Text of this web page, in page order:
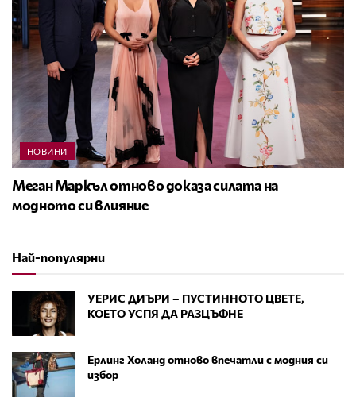
НОВИНИ
Меган Маркъл отново доказа силата на
модното си влияние
Най-популярни
УЕРИС ДИЪРИ – ПУСТИННОТО ЦВЕТЕ,
КОЕТО УСПЯ ДА РАЗЦЪФНЕ
Ерлинг Холанд отново впечатли с модния си
избор